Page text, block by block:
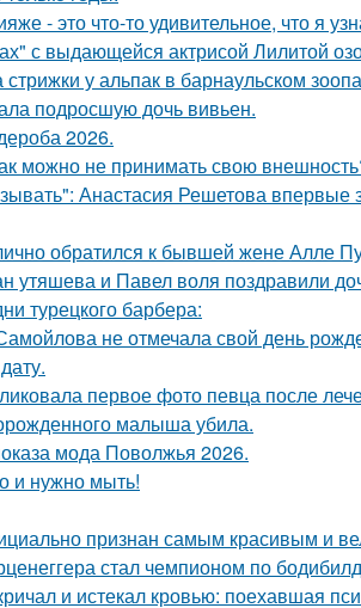
- это что-то удивительное, что я
с выдающейся актрисой Лилитой
у альпак в барнаульском
подросшую дочь вивьен.
2026.
можно не принимать свою
Анастасия Решетова впервые
обратился к бывшей жене Алле
утяшева и Павел воля поздравили
турецкого барбера:
не отмечала свой день
первое фото певца после
малыша убила.
мода Поволжья 2026.
и нужно мыть!
признан самым красивым и
стал чемпионом по
и истекал кровью: поехавшая